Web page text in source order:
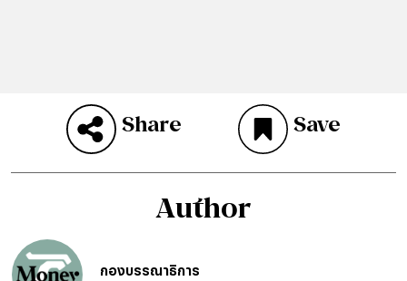
Share Save
Author
กองบรรณาธิการ